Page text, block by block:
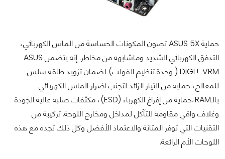
حماية ASUS 5X تصون المكونات الحساسة من الماس الكهربائي،
التدفق الكهربائي الشديد وماشابهه من مخاطر. إنه يتضمن ASUS
DIGI+ VRM ( وحدة تنظيم الفولت) لضمان تزويد طاقة سلس
للمعالج، حماية من التيار الزائد لتجنب اضرار الماس الكهربائي
بالـRAM،حماية من إفراغ الكهرباء (ESD)، مكثفات صلبة عالية الجودة
وغلاف واقي مقاومة للتآكل لمداخل ومخارج اللوحة. تركيبة من
التقنيات التي توفر المتانة والاعتماد الأفضل وكل ذلك تجده مع هذه
اللوحات الأم الرائعة.